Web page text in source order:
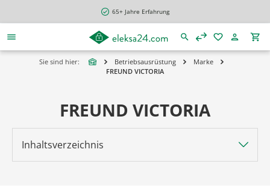
65+ Jahre Erfahrung
Sie sind hier: Betriebsausrüstung
Marke
FREUND VICTORIA
Inhaltsverzeichnis
FREUND VICTORIA